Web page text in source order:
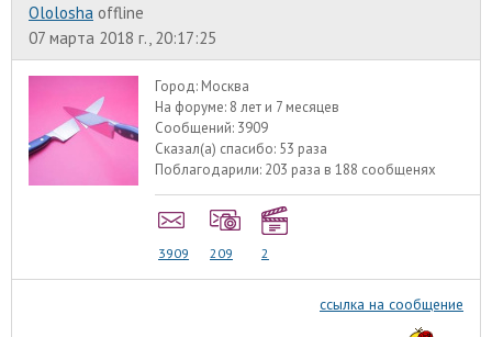
Ololosha offline
07 марта 2018 г., 20:17:25
Город: Москва
На форуме: 8 лет и 7 месяцев
Сообщений: 3909
Сказал(а) спасибо: 53 раза
Поблагодарили: 203 раза в 188 сообщенях
3909 209 2
ссылка на сообщение